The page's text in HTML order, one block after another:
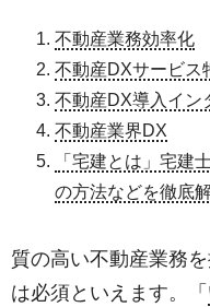
不動産業務効率化
不動産DXサービス
不動産DX導入イン
不動産業界DX
「宅建とは」宅建
の方法などを徹底
質の高い不動産業務
は必須といえます。「